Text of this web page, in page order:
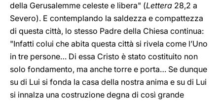
della Gerusalemme celeste e libera" (Lettera 28,2 a
Severo). E contemplando la saldezza e compattezza
di questa città, lo stesso Padre della Chiesa continua:
"Infatti colui che abita questa città si rivela come l’Uno
in tre persone… Di essa Cristo è stato costituito non
solo fondamento, ma anche torre e porta… Se dunque
su di Lui si fonda la casa della nostra anima e su di Lui
si innalza una costruzione degna di così grande